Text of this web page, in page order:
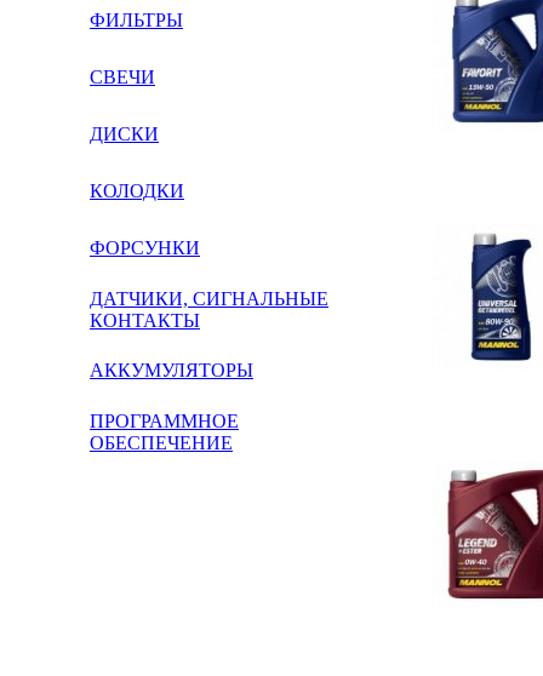
ФИЛЬТРЫ
СВЕЧИ
ДИСКИ
КОЛОДКИ
ФОРСУНКИ
ДАТЧИКИ, СИГНАЛЬНЫЕ
КОНТАКТЫ
АККУМУЛЯТОРЫ
ПРОГРАММНОЕ
ОБЕСПЕЧЕНИЕ